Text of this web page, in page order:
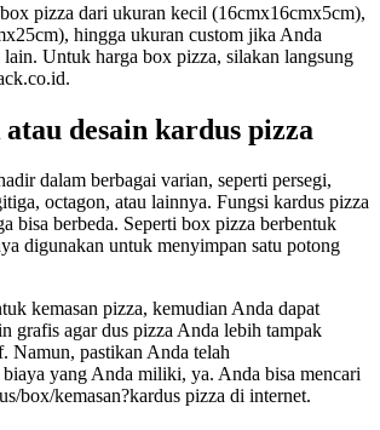
pizza dari ukuran kecil (16cmx16cmx5cm),
hingga ukuran custom jika Anda
Untuk harga box pizza, silakan langsung
desain kardus pizza
dalam berbagai varian, seperti persegi,
octagon, atau lainnya. Fungsi kardus pizza
bisa berbeda. Seperti box pizza berbentuk
digunakan untuk menyimpan satu potong
kemasan pizza, kemudian Anda dapat
grafis agar dus pizza Anda lebih tampak
Namun, pastikan Anda telah
yang Anda miliki, ya. Anda bisa mencari
box/kemasan?kardus pizza di internet.